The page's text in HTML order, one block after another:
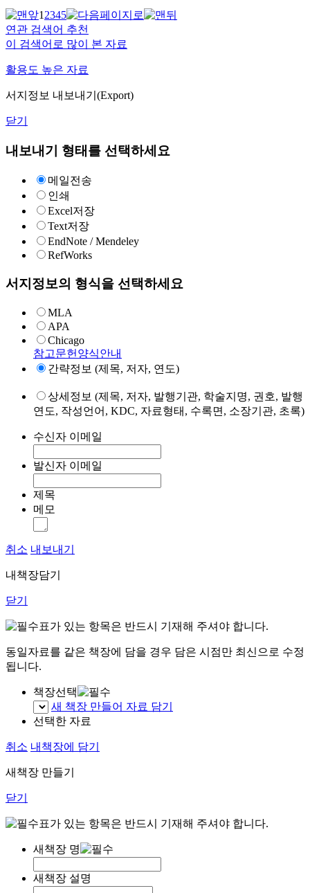
12345
연관 검색어 추천
이 검색어로 많이 본 자료
활용도 높은 자료
서지정보 내보내기(Export)
닫기
내보내기 형태를 선택하세요
메일전송
인쇄
Excel저장
Text저장
EndNote / Mendeley
RefWorks
서지정보의 형식을 선택하세요
MLA
APA
Chicago
참고문헌양식안내
간략정보 (제목, 저자, 연도)
상세정보 (제목, 저자, 발행기관, 학술지명, 권호, 발행
연도, 작성언어, KDC, 자료형태, 수록면, 소장기관, 초록)
수신자 이메일
발신자 이메일
제목
메모
취소 내보내기
내책장담기
닫기
표가 있는 항목은 반드시 기재해 주셔야 합니다.
동일자료를 같은 책장에 담을 경우 담은 시점만 최신으로 수정
됩니다.
책장선택
새 책장 만들어 자료 담기
선택한 자료
취소 내책장에 담기
새책장 만들기
닫기
표가 있는 항목은 반드시 기재해 주셔야 합니다.
새책장 명
새책장 설명